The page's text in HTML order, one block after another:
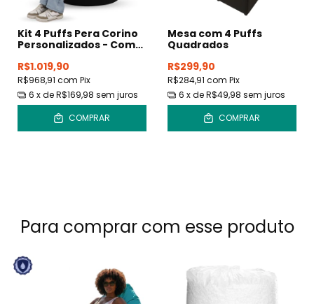
Kit 4 Puffs Pera Corino
Personalizados - Com
R$1.019,90
R$968,91 com Pix
6 x deR$169,98 sem juros
COMPRAR
Mesa com 4 Puffs
Quadrados
R$299,90
R$284,91 com Pix
6 x deR$49,98 sem juros
COMPRAR
Para comprar com esse produto